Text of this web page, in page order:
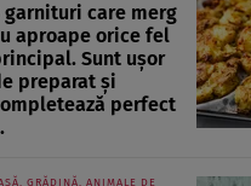
garnituri care merg
aproape orice fel
Sunt ușor
preparat și
perfect
GRĂDINĂ, ANIMALE DE